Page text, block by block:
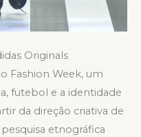
Originals
Fashion Week, um
futebol e a identidade
da direção criativa de
etnográfica